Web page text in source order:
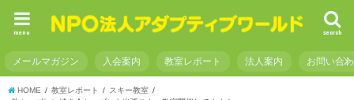
search
menu
メールマガジン 入会案内 教室レポート 法人案内 お問い合
HOME 教室レポート
スキー教室